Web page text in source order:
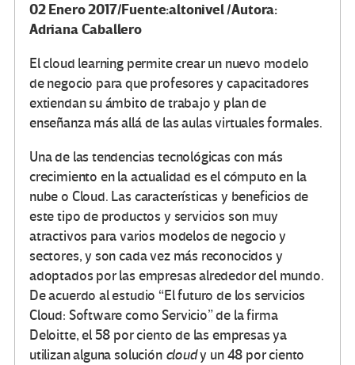
02 Enero 2017/Fuente:altonivel /Autora:
Adriana Caballero
El cloud learning permite crear un nuevo modelo
de negocio para que profesores y capacitadores
extiendan su ámbito de trabajo y plan de
enseñanza más allá de las aulas virtuales formales.
Una de las tendencias tecnológicas con más
crecimiento en la actualidad es el cómputo en la
nube o Cloud. Las características y beneficios de
este tipo de productos y servicios son muy
atractivos para varios modelos de negocio y
sectores, y son cada vez más reconocidos y
adoptados por las empresas alrededor del mundo.
De acuerdo al estudio “El futuro de los servicios
Cloud: Software como Servicio” de la firma
Deloitte, el 58 por ciento de las empresas ya
utilizan alguna solución cloudy un 48 por ciento